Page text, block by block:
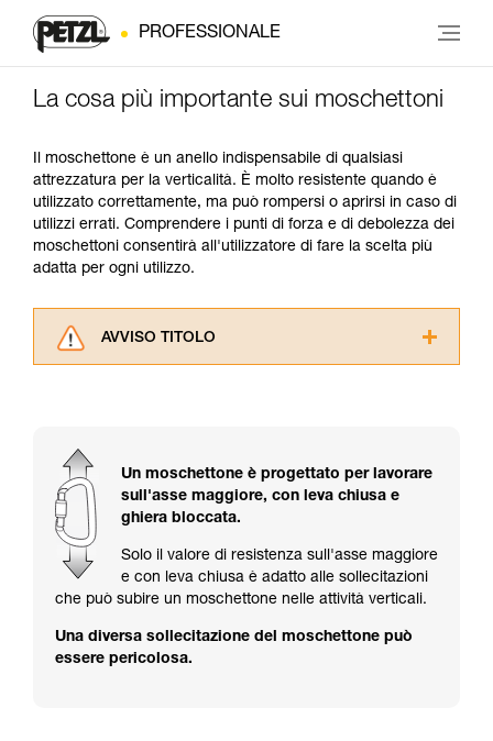
PROFESSIONALE
La cosa più importante sui moschettoni
Il moschettone è un anello indispensabile di qualsiasi
attrezzatura per la verticalità. È molto resistente quando è
utilizzato correttamente, ma può rompersi o aprirsi in caso di
utilizzi errati. Comprendere i punti di forza e di debolezza dei
moschettoni consentirà all'utilizzatore di fare la scelta più
adatta per ogni utilizzo.
AVVISO TITOLO
capire queste ulteriori informazioni.
La padronanza di queste tecniche richiede una
formazione ed un addestramento specifico.
capacità di rifare la manovra, da soli, in piena
sicurezza, prima di riprodurla autonomamente.
Forniamo esempi di tecniche relative alla vostra
vengono qui descritte.
Un moschettone è progettato per lavorare
sull'asse maggiore, con leva chiusa e
ghiera bloccata.
Solo il valore di resistenza sull'asse maggiore
e con leva chiusa è adatto alle sollecitazioni
che può subire un moschettone nelle attività verticali.
Una diversa sollecitazione del moschettone può
essere pericolosa.